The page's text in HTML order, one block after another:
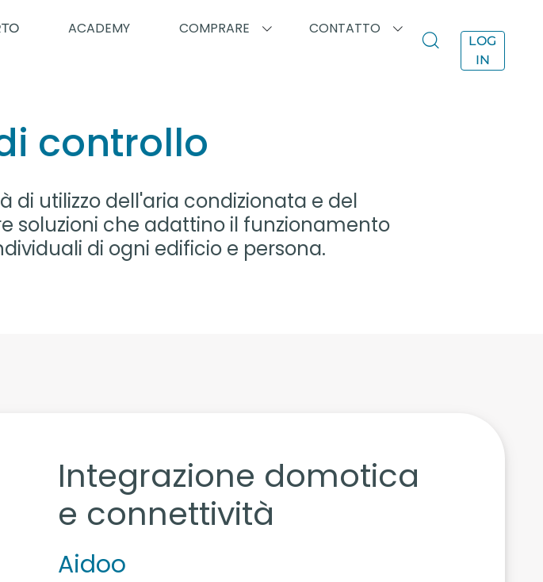
ACADEMY COMPRARE CONTATTO
LOG
IN
controllo
di utilizzo dell'aria condizionata e del
soluzioni che adattino il funzionamento
di ogni edificio e persona.
Integrazione domotica
e connettività
Aidoo